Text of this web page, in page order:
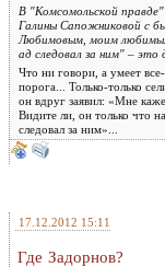
В "Комсомольской правде"
Галины Сапожниковой с
Любимовым, моим
ад следовал за ним" – это
Что ни говори, а умеет
порога... Только-только
он вдруг заявил: «Мне
Видите ли, он только что
следовал за ним»...
17.12.2012 15:11
Где Задорнов?